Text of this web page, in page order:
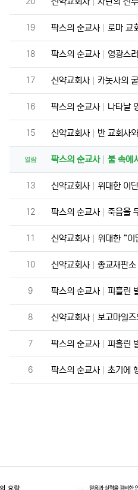
번호
19 팍스의 순교사 로마 교
번호
18 팍스의 순교사 영광스
번호
17 신약교회사 카놋사의
번호
16 팍스의 순교사 나타날
번호
15 신약교회사 반 교회
열람 팍스의 순교사 불 속에
번호
13 신약교회사 위대한 이
번호
12 팍스의 순교사 죽음을
번호
11 신약교회사 위대한 “이
번호
10 신약교회사 종교재판소
번호
9 팍스의 순교사 피흘린
번호
8 신약교회사 보고마일
번호
7 팍스의 순교사 피흘린
번호
6 팍스의 순교사 초기에